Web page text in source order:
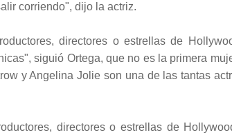
corriendo", dijo la actriz.
directores o estrellas de
siguió Ortega, que no es la primera
y Angelina Jolie son una de las tantas
directores o estrellas de